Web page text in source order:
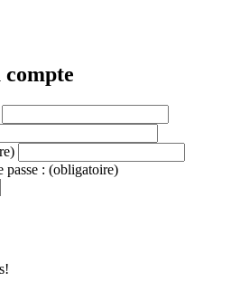
compte
passe : (obligatoire)